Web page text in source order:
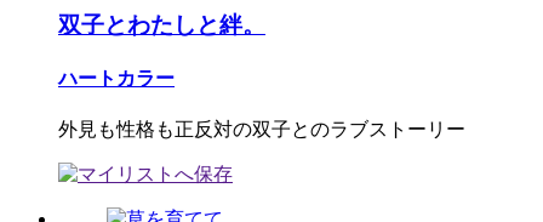
双子とわたしと絆。
ハートカラー
外見も性格も正反対の双子とのラブストーリー